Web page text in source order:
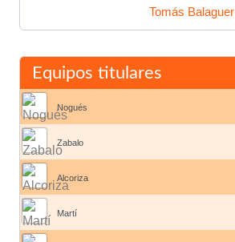
Tomás Balaguer
Equipos titulares
Nogués
Zabalo
Alcoriza
Martí